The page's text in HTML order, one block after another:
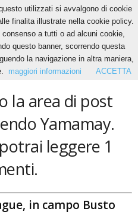
la area di post
Yamamay.
leggere 1
in campo Busto
utilizzati si avvalgono di cookie
finalita illustrate nella cookie policy.
a tutti o ad alcuni cookie,
questo banner, scorrendo questa
la navigazione in altra maniera,
maggiori informazioni ACCETTA